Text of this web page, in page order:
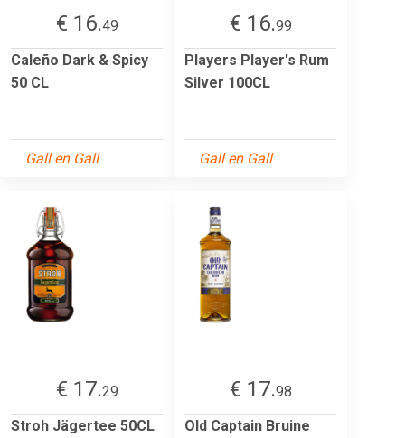
€ 16.49
Caleño Dark & Spicy
50 CL
Gall en Gall
€ 16.99
Players Player's Rum
Silver 100CL
Gall en Gall
€ 17.29
Stroh Jägertee 50CL
€ 17.98
Old Captain Bruine